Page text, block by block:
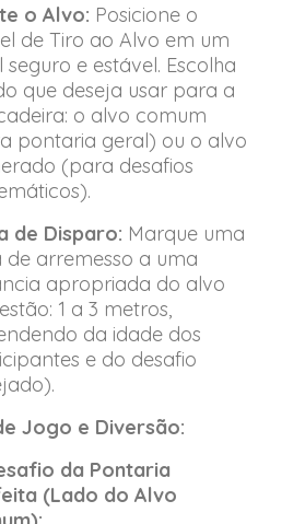
o Alvo: Posicione o
de Tiro ao Alvo em um
seguro e estável. Escolha
que deseja usar para a
o alvo comum
pontaria geral) ou o alvo
(para desafios
de Disparo: Marque uma
de arremesso a uma
apropriada do alvo
1 a 3 metros,
da idade dos
e do desafio
Jogo e Diversão:
da Pontaria
(Lado do Alvo